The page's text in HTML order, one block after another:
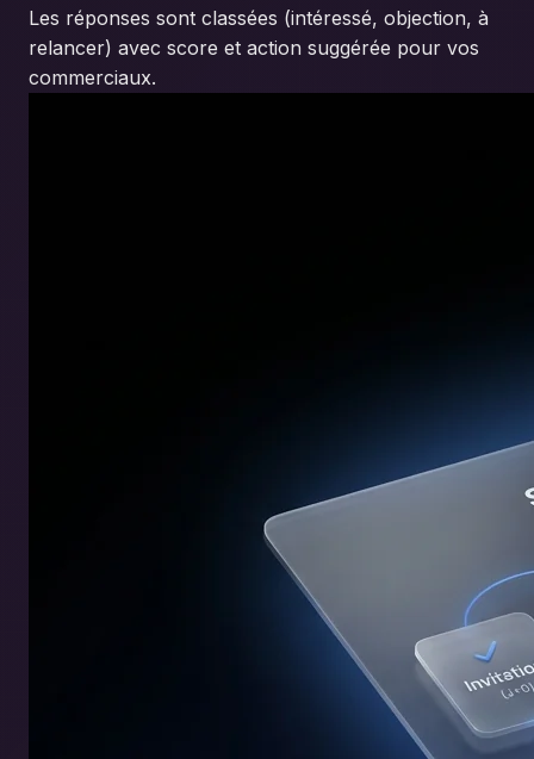
Les réponses sont classées (intéressé, objection, à
relancer) avec score et action suggérée pour vos
commerciaux.